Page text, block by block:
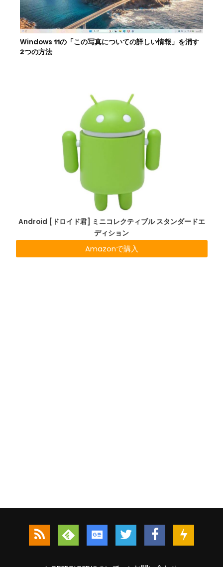
Windows 11の「この写真についての詳しい情報」を消す
2つの方法
Android [ドロイド君] ミニコレクティブル スタンダードエ
ディション
Amazonで購入